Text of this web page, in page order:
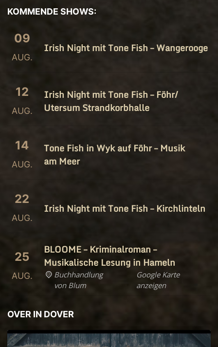
KOMMENDE SHOWS:
09
AUG.
Irish Night mit Tone Fish – Wangerooge
12
AUG.
Irish Night mit Tone Fish – Föhr/​
Utersum Strandkorbhalle
14
AUG.
Tone Fish in Wyk auf Föhr – Musik
am Meer
22
AUG.
Irish Night mit Tone Fish – Kirchlinteln
25
AUG.
BLOOME – Kriminalroman –
Musikalische Lesung in Hameln
Buchhandlung
von Blum
Google Karte
anzeigen
OVER IN DOVER